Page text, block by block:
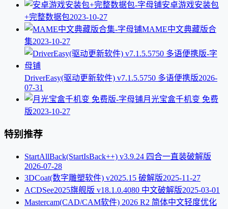
安卓游戏安装包
+完整数据包2023-10-27
MAME中文典藏版合
集2023-10-27
DriverEasy(驱动更新软件) v7.1.5.5750 多语便携版2026-
07-31
月光宝盒千机变 免费
版2023-10-27
特别推荐
StartAllBack(StartIsBack++) v3.9.24 四合一直装破解版
2026-07-28
3DCoat(数字雕塑软件) v2025.15 破解版2025-11-27
ACDSee2025旗舰版 v18.1.0.4080 中文破解版2025-03-01
Mastercam(CAD/CAM软件) 2026 R2 简体中文轻度优化